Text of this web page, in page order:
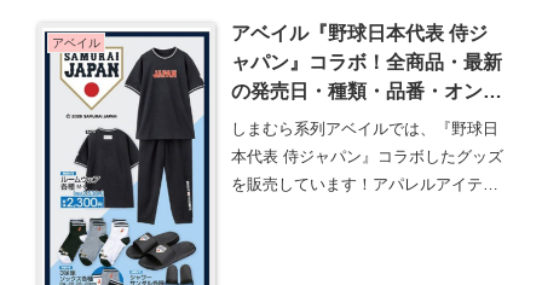
アベイル
アベイル『野球日本代表 侍ジ
ャパン』コラボ！全商品・最新
の発売日・種類・品番・オンラ
イン・再販まとめ！取扱店はど
こ？チャーム、サンダル、バッ
グ、ソックス、ルームウェアが
しまむら系列アベイルでは、『野球日
本代表 侍ジャパン』コラボしたグッズ
を販売しています！アパレルアイテム